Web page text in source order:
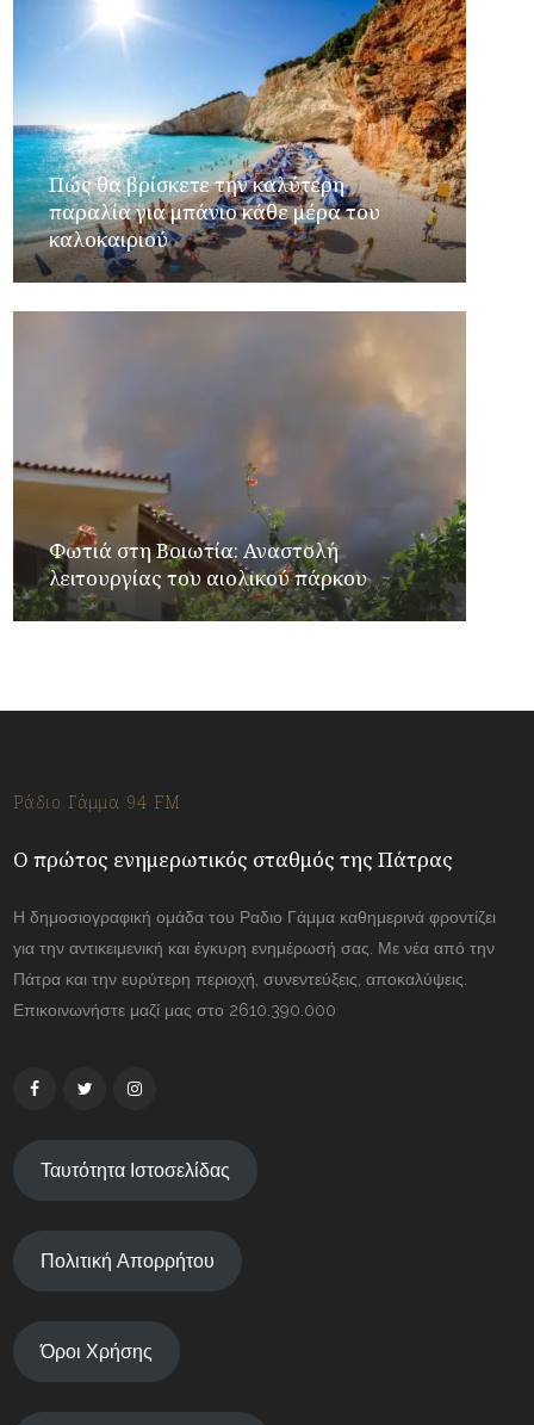
Πώς θα βρίσκετε την καλύτερη
παραλία για μπάνιο κάθε μέρα του
καλοκαιριού
Φωτιά στη Βοιωτία: Αναστολή
λειτουργίας του αιολικού πάρκου
Ράδιο Γάμμα 94 FM
Ο πρώτος ενημερωτικός σταθμός της Πάτρας
Η δημοσιογραφική ομάδα του Ραδιο Γάμμα καθημερινά φροντίζει
για την αντικειμενική και έγκυρη ενημέρωσή σας. Με νέα από την
Πάτρα και την ευρύτερη περιοχή, συνεντεύξεις, αποκαλύψεις.
Επικοινωνήστε μαζί μας στο 2610.390.000
Ταυτότητα Ιστοσελίδας
Πολιτική Απορρήτου
Όροι Χρήσης